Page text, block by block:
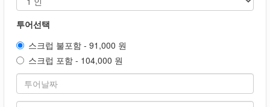
투어선택
스크럽 불포함 - 91,000 원
스크럽 포함 - 104,000 원